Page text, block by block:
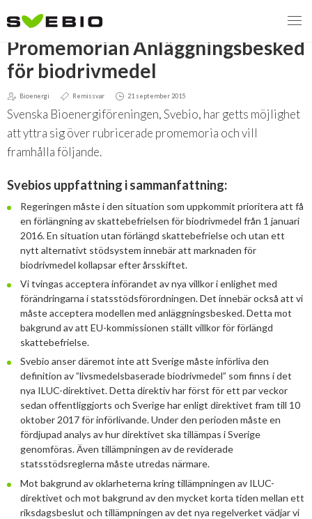
MENY
VI VERKAR FÖR
Svebios valmanifest 2026
Koldioxidskatt
Besvarade remisser
Juni
Maj
April
Mars
2025
December
November
September
Juni
Maj
April
2024
November
Oktober
Augusti
Juli
Juni
2023
December
Augusti
Juni
Maj
2022
November
Oktober
September
December
Oktober
September
2020
December
November
2019
November
2018
TILLBAKA
Promemorian Anläggningsbesked
för biodrivmedel
Bioenergi Remissvar 21 september 2015
Svenska Bioenergiföreningen, Svebio, har getts möjlighet
att yttra sig över rubricerade promemoria och vill
framhålla följande.
Svebios uppfattning i sammanfattning:
Regeringen måste i den situation som uppkommit prioritera att få
en förlängning av skattebefrielsen för biodrivmedel från 1 januari
2016. En situation utan förlängd skattebefrielse och utan ett
nytt alternativt stödsystem innebär att marknaden för
biodrivmedel kollapsar efter årsskiftet.
Vi tvingas acceptera införandet av nya villkor i enlighet med
förändringarna i statsstödsförordningen. Det innebär också att vi
måste acceptera modellen med anläggningsbesked. Detta mot
bakgrund av att EU-kommissionen ställt villkor för förlängd
skattebefrielse.
Svebio anser däremot inte att Sverige måste införliva den
definition av ”livsmedelsbaserade biodrivmedel” som finns i det
nya ILUC-direktivet. Detta direktiv har först för ett par veckor
sedan offentliggjorts och Sverige har enligt direktivet fram till 10
oktober 2017 för införlivande. Under den perioden måste en
fördjupad analys av hur direktivet ska tillämpas i Sverige
genomföras. Även tillämpningen av de reviderade
statsstödsreglerna måste utredas närmare.
Mot bakgrund av oklarheterna kring tillämpningen av ILUC-
direktivet och mot bakgrund av den mycket korta tiden mellan ett
riksdagsbeslut och tillämpningen av det nya regelverket vädjar vi